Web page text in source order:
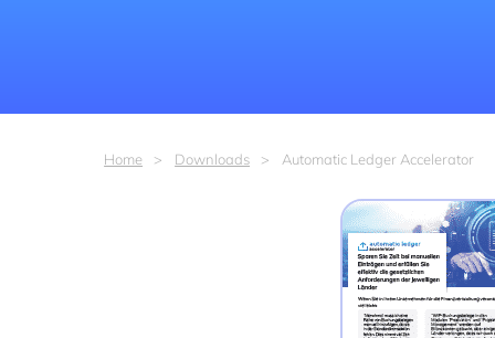
Home Downloads Automatic Ledger Accelerator